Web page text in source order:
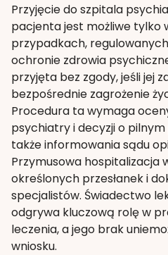
Przyjęcie do szpitala
pacjenta jest możliwe tylko
przypadkach,
ochronie zdrowia
przyjęta bez zgody, jeśli jej
bezpośrednie zagrożenie
Procedura ta wymaga
psychiatry i decyzji o
także informowania sądu
Przymusowa hospitalizacja
określonych przesłanek i
specjalistów. Świadectwo
odgrywa kluczową rolę w
leczenia, a jego brak
wniosku.